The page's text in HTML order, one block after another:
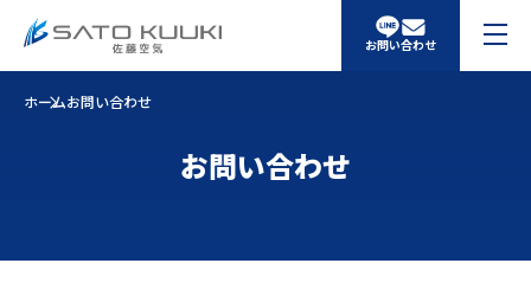
お問い合わせ
ホームお問い合わせ
お問い合わせ